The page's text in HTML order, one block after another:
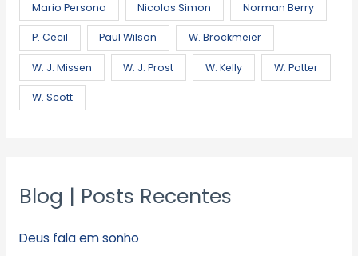
Mario Persona Nicolas Simon Norman Berry
P. Cecil Paul Wilson W. Brockmeier
W. J. Missen W. J. Prost W. Kelly W. Potter
W. Scott
Blog | Posts Recentes
Deus fala em sonho